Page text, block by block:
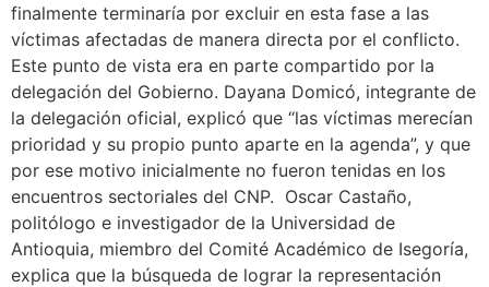
finalmente terminaría por excluir en esta fase a las
víctimas afectadas de manera directa por el conflicto.
Este punto de vista era en parte compartido por la
delegación del Gobierno. Dayana Domicó, integrante de
la delegación oficial, explicó que “las víctimas merecían
prioridad y su propio punto aparte en la agenda”, y que
por ese motivo inicialmente no fueron tenidas en los
encuentros sectoriales del CNP. Oscar Castaño,
politólogo e investigador de la Universidad de
Antioquia, miembro del Comité Académico de Isegoría,
explica que la búsqueda de lograr la representación